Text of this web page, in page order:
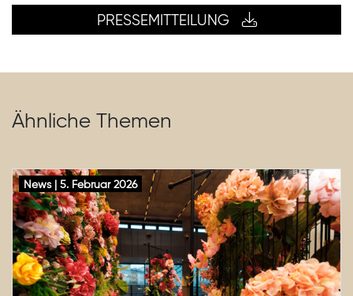
PRESSEMITTEILUNG
Ähnliche Themen
News | 5. Februar 2026